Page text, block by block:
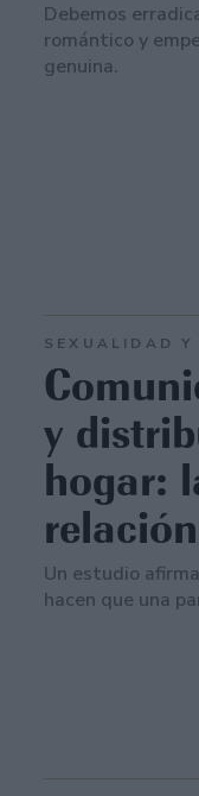
Debemos
romántico y
genuina.
SEXUALIDAD
y
hogar:
Un estudio
hacen que una